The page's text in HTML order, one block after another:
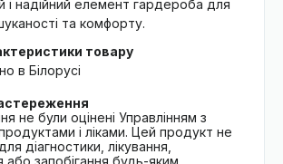
і надійний елемент гардероба для
та комфорту.
товару
в Білорусі
не були оцінені Управлінням з
і ліками. Цей продукт не
діагностики, лікування,
або запобігання будь-яким